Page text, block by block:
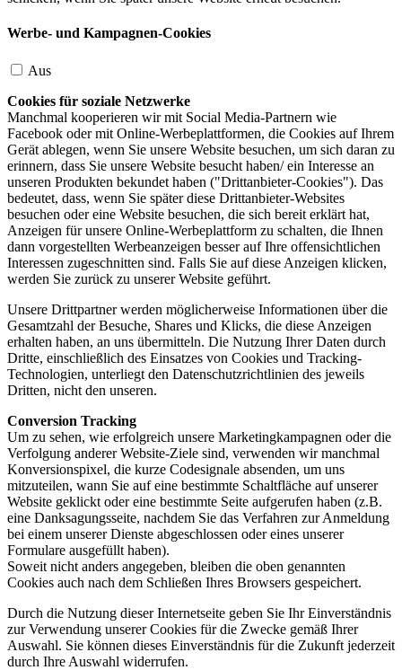
Werbe- und Kampagnen-Cookies
Aus
Cookies für soziale Netzwerke
Manchmal kooperieren wir mit Social Media-Partnern wie
Facebook oder mit Online-Werbeplattformen, die Cookies auf Ihrem
Gerät ablegen, wenn Sie unsere Website besuchen, um sich daran zu
erinnern, dass Sie unsere Website besucht haben/ ein Interesse an
unseren Produkten bekundet haben ("Drittanbieter-Cookies"). Das
bedeutet, dass, wenn Sie später diese Drittanbieter-Websites
besuchen oder eine Website besuchen, die sich bereit erklärt hat,
Anzeigen für unsere Online-Werbeplattform zu schalten, die Ihnen
dann vorgestellten Werbeanzeigen besser auf Ihre offensichtlichen
Interessen zugeschnitten sind. Falls Sie auf diese Anzeigen klicken,
werden Sie zurück zu unserer Website geführt.
Unsere Drittpartner werden möglicherweise Informationen über die
Gesamtzahl der Besuche, Shares und Klicks, die diese Anzeigen
erhalten haben, an uns übermitteln. Die Nutzung Ihrer Daten durch
Dritte, einschließlich des Einsatzes von Cookies und Tracking-
Technologien, unterliegt den Datenschutzrichtlinien des jeweils
Dritten, nicht den unseren.
Conversion Tracking
Um zu sehen, wie erfolgreich unsere Marketingkampagnen oder die
Verfolgung anderer Website-Ziele sind, verwenden wir manchmal
Konversionspixel, die kurze Codesignale absenden, um uns
mitzuteilen, wann Sie auf eine bestimmte Schaltfläche auf unserer
Website geklickt oder eine bestimmte Seite aufgerufen haben (z.B.
eine Danksagungsseite, nachdem Sie das Verfahren zur Anmeldung
bei einem unserer Dienste abgeschlossen oder eines unserer
Formulare ausgefüllt haben).
Soweit nicht anders angegeben, bleiben die oben genannten
Cookies auch nach dem Schließen Ihres Browsers gespeichert.
Durch die Nutzung dieser Internetseite geben Sie Ihr Einverständnis
zur Verwendung unserer Cookies für die Zwecke gemäß Ihrer
Auswahl. Sie können dieses Einverständnis für die Zukunft jederzeit
durch Ihre Auswahl widerrufen.